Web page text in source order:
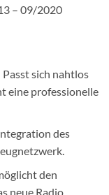
– 09/2020
Passt sich nahtlos
eine professionelle
des
den
neue Radio.